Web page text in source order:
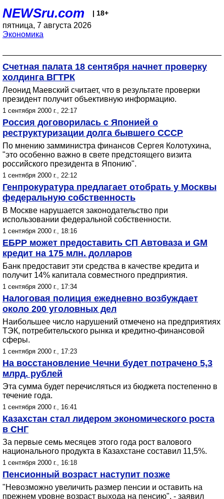
NEWSru.com | 18+
пятница, 7 августа 2026
Экономика
Счетная палата 18 сентября начнет проверку
холдинга ВГТРК
Леонид Маевский считает, что в результате проверки
президент получит объективную информацию.
1 сентября 2000 г., 22:17
Россия договорилась с Японией о
реструктуризации долга бывшего СССР
По мнению замминистра финансов Сергея Колотухина,
"это особенно важно в свете предстоящего визита
российского президента в Японию".
1 сентября 2000 г., 22:12
Генпрокуратура предлагает отобрать у Москвы
федеральную собственность
В Москве нарушается законодательство при
использовании федеральной собственности.
1 сентября 2000 г., 18:16
ЕБРР может предоставить СП Автоваза и GM
кредит на 175 млн. долларов
Банк предоставит эти средства в качестве кредита и
получит 14% капитала совместного предприятия.
1 сентября 2000 г., 17:34
Налоговая полиция ежедневно возбуждает
около 200 уголовных дел
Наибольшее число нарушений отмечено на предприятиях
ТЭК, потребительского рынка и кредитно-финансовой
сферы.
1 сентября 2000 г., 17:23
На восстановление Чечни будет потрачено 5,3
млрд. рублей
Эта сумма будет перечисляться из бюджета постепенно в
течение года.
1 сентября 2000 г., 16:41
Казахстан стал лидером экономического роста
в СНГ
За первые семь месяцев этого года рост валового
национального продукта в Казахстане составил 11,5%.
1 сентября 2000 г., 16:18
Пенсионный возраст наступит позже
"Невозможно увеличить размер пенсии и оставить на
прежнем уровне возраст выхода на пенсию", - заявил